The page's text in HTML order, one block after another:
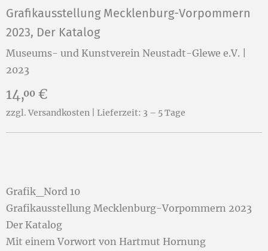
Grafikausstellung Mecklenburg-Vorpommern
2023, Der Katalog
Museums- und Kunstverein Neustadt-Glewe e.V. |
2023
Preis:
14,00 €
zzgl. Versandkosten | Lieferzeit: 3 – 5 Tage
Grafik_Nord 10
Grafikausstellung Mecklenburg-Vorpommern 2023
Der Katalog
Mit einem Vorwort von Hartmut Hornung